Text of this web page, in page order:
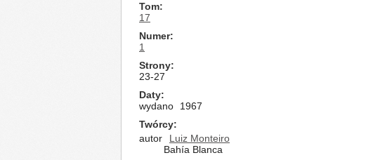
Tom
17
Numer
1
Strony
23-27
Daty
wydano
1967
Twórcy
autor
Luiz Monteiro
Bahía Blanca